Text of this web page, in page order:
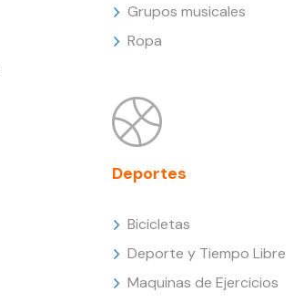
Grupos musicales
Ropa
Deportes
Bicicletas
Deporte y Tiempo Libre
Maquinas de Ejercicios